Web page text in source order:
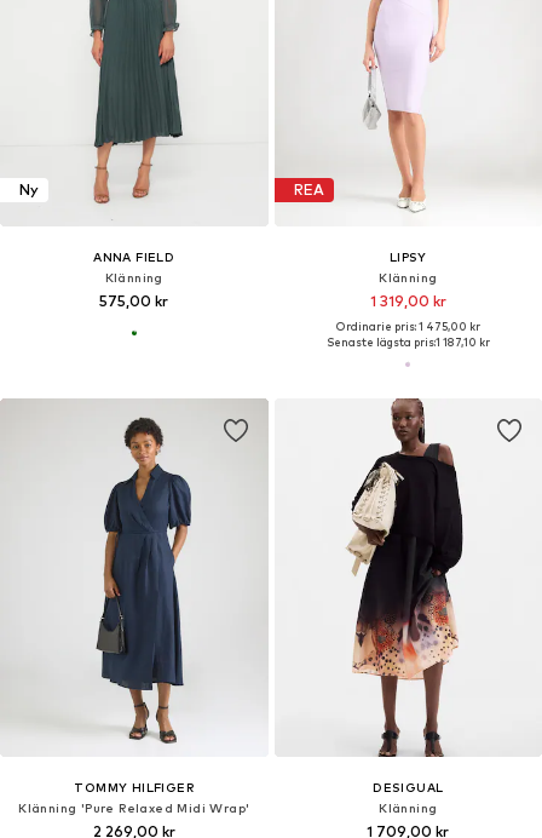
Ny
ANNA FIELD
Klänning
575,00 kr
REA
LIPSY
Klänning
1 319,00 kr
Ordinarie pris: 1 475,00 kr
Senaste lägsta pris:1 187,10 kr
TOMMY HILFIGER
Klänning 'Pure Relaxed Midi Wrap'
2 269,00 kr
DESIGUAL
Klänning
1 709,00 kr